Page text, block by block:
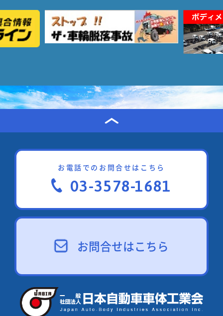
お電話でのお問合せはこちら
03-3578-1681
お問合せはこちら